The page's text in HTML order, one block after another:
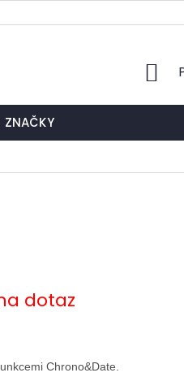
EXPEDIČNÍ
ZNAČKY
dotaz
Chrono&Date.